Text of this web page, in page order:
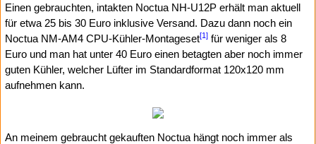
Einen gebrauchten, intakten Noctua NH-U12P erhält man aktuell
für etwa 25 bis 30 Euro inklusive Versand. Dazu dann noch ein
Noctua NM-AM4 CPU-Kühler-Montageset[1] für weniger als 8
Euro und man hat unter 40 Euro einen betagten aber noch immer
guten Kühler, welcher Lüfter im Standardformat 120x120 mm
aufnehmen kann.
An meinem gebraucht gekauften Noctua hängt noch immer als